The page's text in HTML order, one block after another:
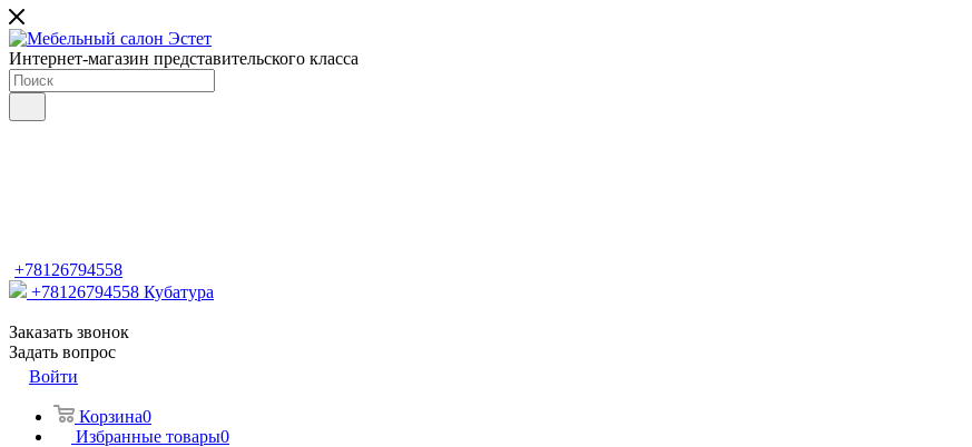
Интернет-магазин представительского класса
+78126794558
+78126794558 Кубатура
Заказать звонок
Задать вопрос
Войти
Корзина0
Избранные товары0